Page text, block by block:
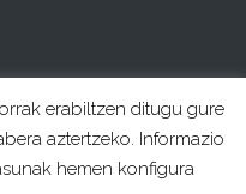
erabiltzen ditugu gure
aztertzeko. Informazio
hemen konfigura